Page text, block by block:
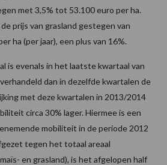
met 3,5% tot 53.100 euro per ha.
prijs van grasland gestegen van
ha (per jaar), een plus van 16%.
is evenals in het laatste kwartaal van
dan in dezelfde kwartalen de
met deze kwartalen in 2013/2014
circa 30% lager. Hiermee is een
mobiliteit in de periode 2012
tegen het totaal areaal
en grasland), is het afgelopen half